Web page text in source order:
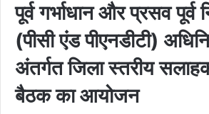
पूर्व गर्भाधान और प्रसव
(पीसी एंड पीएनडीटी)
अंतर्गत जिला स्तरीय
बैठक का आयोजन